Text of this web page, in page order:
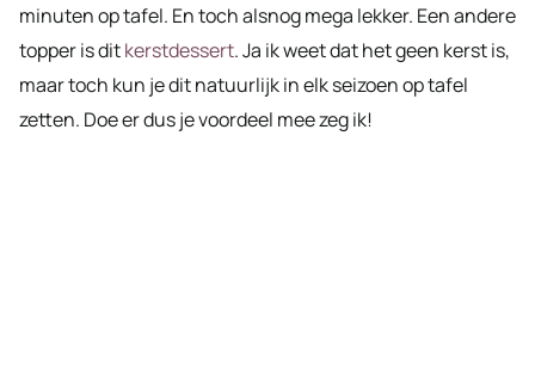
minuten op tafel. En toch alsnog mega lekker. Een andere
topper is ditkerstdessert. Ja ik weet dat het geen kerst is,
maar toch kun je dit natuurlijk in elk seizoen op tafel
zetten. Doe er dus je voordeel mee zeg ik!